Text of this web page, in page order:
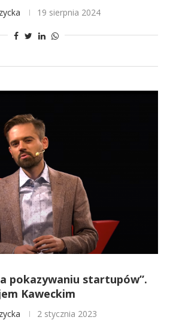
19 sierpnia 2024
pokazywaniu startupów”.
Kaweckim
2 stycznia 2023